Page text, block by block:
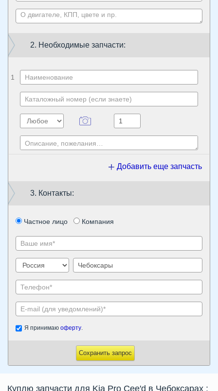
2. Необходимые запчасти:
1
Добавить еще запчасть
3. Контакты:
Частное лицо Компания
Я принимаю оферту.
Сохранить запрос
Куплю запчасти для Kia Pro Cee'd в Чебоксарах :